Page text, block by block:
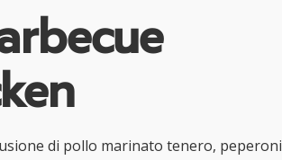
di pollo marinato tenero, peperoni